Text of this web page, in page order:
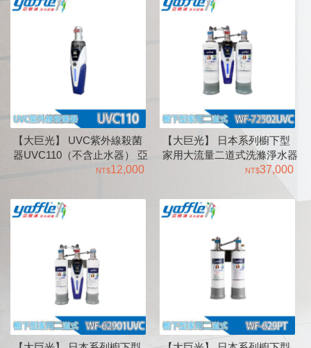
【大巨光】 UVC紫外線殺菌
器UVC110（不含止水器） 亞
12,000
【大巨光】 日本系列櫥下型
家用大流量二道式洗滌淨水器
WF-72502UVC 亞爾浦Yaffle
UVC120（含止水器）3分
37,000